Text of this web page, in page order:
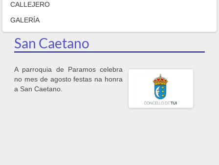
CALLEJERO
GALERÍA
San Caetano
A parroquia de Paramos celebra
no mes de agosto festas na honra
a San Caetano.